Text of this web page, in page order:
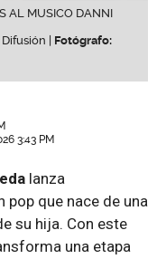
AL MUSICO DANNI
Difusión | Fotógrafo:
3:43 PM
lanza
pop que nace de una
su hija. Con este
una etapa